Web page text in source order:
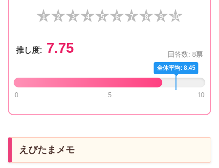
10
9
8
7
6
5
4
3
2
1
推し度: 7.75 回答数: 8票
全体平均: 8.45
0 5 10
えびたまメモ